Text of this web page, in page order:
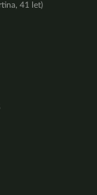
41 let)